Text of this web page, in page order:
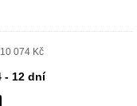
074 Kč
- 12 dní